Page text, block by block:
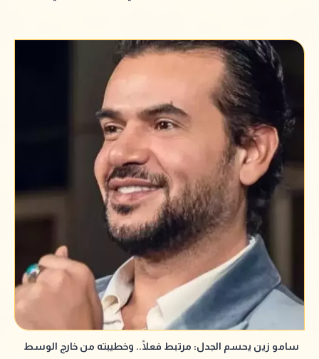
سامو زين يحسم الجدل: مرتبط فعلًا.. وخطيبته من خارج الوسط